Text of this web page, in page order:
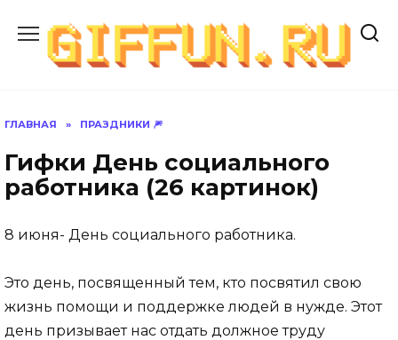
содержанию
ГЛАВНАЯ » ПРАЗДНИКИ 🎆
Гифки День социального
работника (26 картинок)
8 июня- День социального работника.
Это день, посвященный тем, кто посвятил свою
жизнь помощи и поддержке людей в нужде. Этот
день призывает нас отдать должное труду